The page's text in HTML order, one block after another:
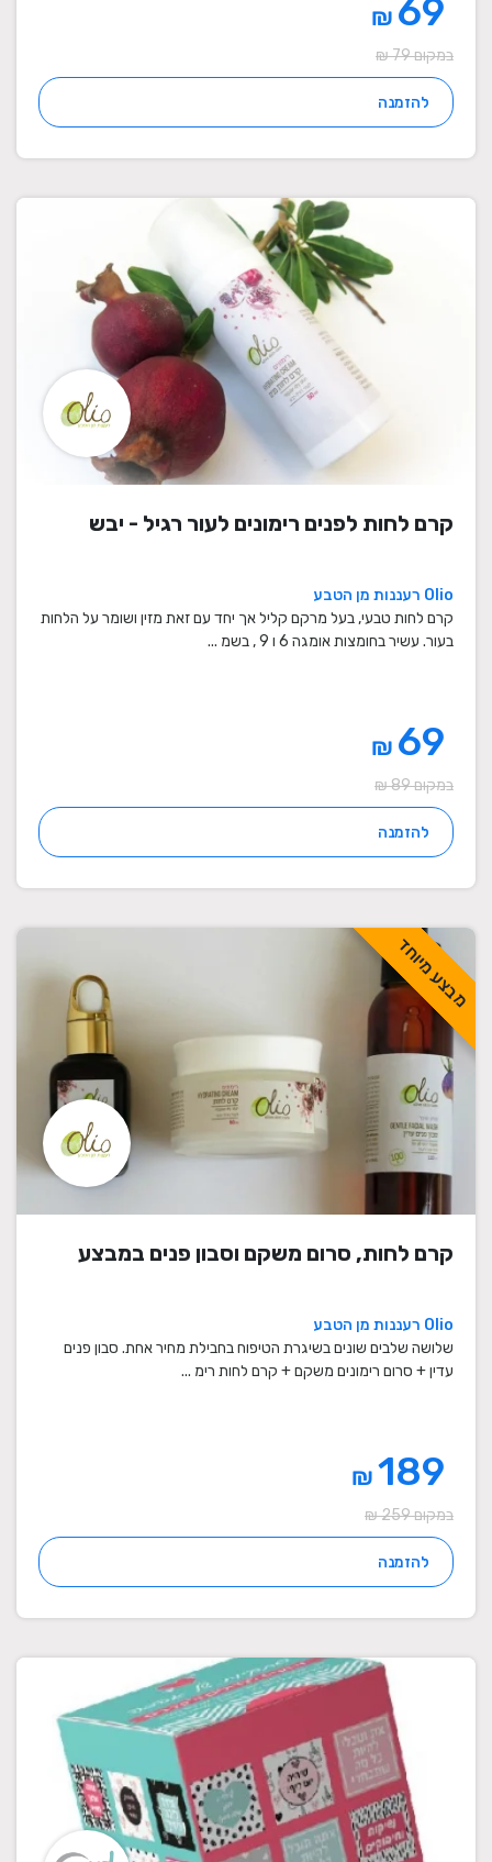
₪
במקום 79 ₪
להזמנה
קרם לחות לפנים רימונים לעור רגיל - יבש
Olio רעננות מן הטבע
קרם לחות טבעי, בעל מרקם קליל אך יחד עם זאת מזין ושומר על הלחות
בעור. עשיר בחומצות אומגה 6 ו 9 , בשמ ...
₪
במקום 89 ₪
להזמנה
מבצע מיוחד
קרם לחות, סרום משקם וסבון פנים במבצע
Olio רעננות מן הטבע
שלושה שלבים שונים בשיגרת הטיפוח בחבילת מחיר אחת. סבון פנים
עדין + סרום רימונים משקם + קרם לחות רימ ...
₪
במקום 259 ₪
להזמנה